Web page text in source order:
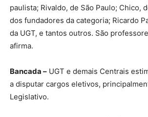
paulista; Rivaldo, de São Paulo; Chico,
dos fundadores da categoria; Ricardo
da UGT, e tantos outros. São
afirma.
Bancada – UGT e demais Centrais
a disputar cargos eletivos,
Legislativo.